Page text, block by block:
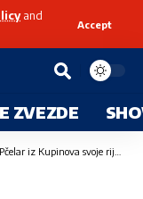
and
Accept
ZVEZDE
rijaliti učešće prilično dobro inkasirao!